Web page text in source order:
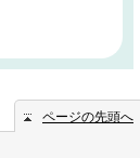
ページの先頭へ